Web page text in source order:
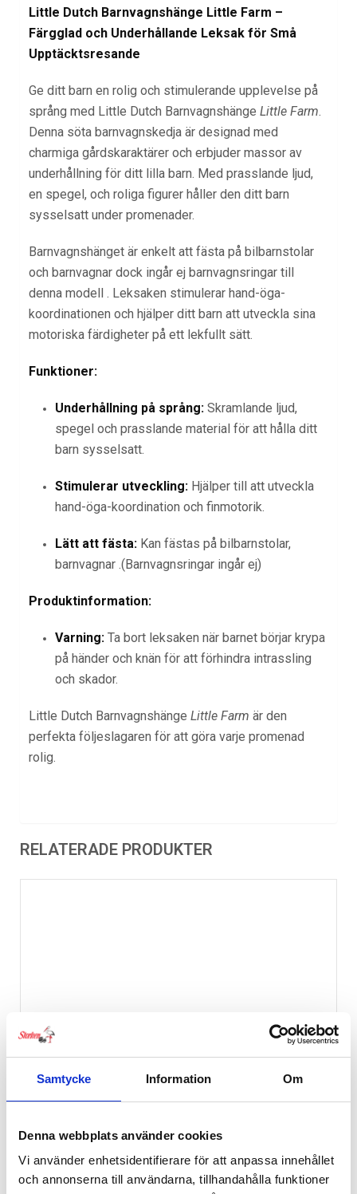
Samtycke Information Om
Denna webbplats använder cookies
Vi använder enhetsidentifierare för att anpassa innehållet
och annonserna till användarna, tillhandahålla funktioner
Little Dutch Barnvagnshänge Little Farm –
Färgglad och Underhållande Leksak för Små
Upptäcktsresande
Ge ditt barn en rolig och stimulerande upplevelse på
språng med Little Dutch Barnvagnshänge Little Farm.
Denna söta barnvagnskedja är designad med
charmiga gårdskaraktärer och erbjuder massor av
underhållning för ditt lilla barn. Med prasslande ljud,
en spegel, och roliga figurer håller den ditt barn
sysselsatt under promenader.
Barnvagnshänget är enkelt att fästa på bilbarnstolar
och barnvagnar dock ingår ej barnvagnsringar till
denna modell . Leksaken stimulerar hand-öga-
koordinationen och hjälper ditt barn att utveckla sina
motoriska färdigheter på ett lekfullt sätt.
Funktioner:
Underhållning på språng:Skramlande ljud,
spegel och prasslande material för att hålla ditt
barn sysselsatt.
Stimulerar utveckling:Hjälper till att utveckla
hand-öga-koordination och finmotorik.
Lätt att fästa:Kan fästas på bilbarnstolar,
barnvagnar .(Barnvagnsringar ingår ej)
Produktinformation:
Varning:Ta bort leksaken när barnet börjar krypa
på händer och knän för att förhindra intrassling
och skador.
Little Dutch Barnvagnshänge Little Farm är den
perfekta följeslagaren för att göra varje promenad
rolig.
RELATERADE PRODUKTER